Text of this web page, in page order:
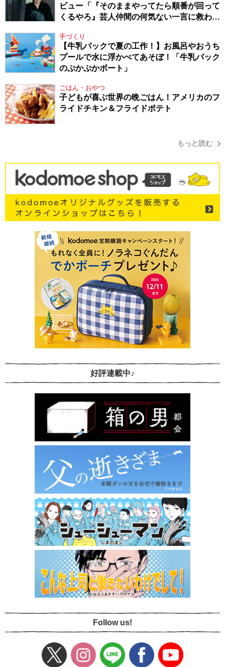
ビュー「『そのままやってたら順番が回って
くるやろ』芸人仲間の何気ない一言に救われ
手づくり
【牛乳パックで夏の工作！】お風呂やおうち
プールで水に浮かべてあそぼ！「牛乳パック
のぷかぷかボート」
ごはん・おやつ
子どもが喜ぶ世界の晩ごはん！アメリカのフ
ライドチキン＆フライドポテト
もっと読む
好評連載中♪
Follow us!